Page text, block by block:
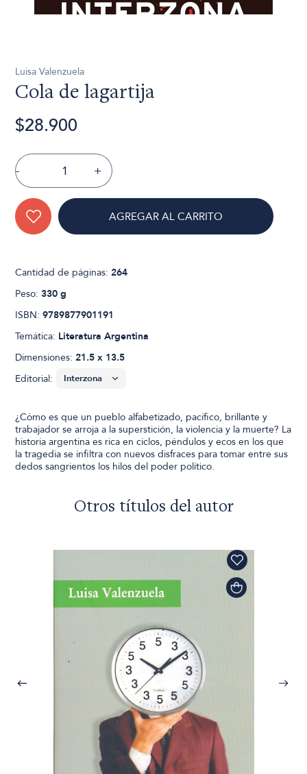
Luisa Valenzuela
Cola de lagartija
$28.900
- +
AGREGAR AL CARRITO
Cantidad de páginas:264
Peso:330 g
ISBN:9789877901191
Temática: Literatura Argentina
Dimensiones:21.5 x 13.5
Editorial:
¿Cómo es que un pueblo alfabetizado, pacífico, brillante y
trabajador se arroja a la superstición, la violencia y la muerte? La
historia argentina es rica en ciclos, péndulos y ecos en los que
la tragedia se infiltra con nuevos disfraces para tomar entre sus
dedos sangrientos los hilos del poder político.
Otros títulos del autor